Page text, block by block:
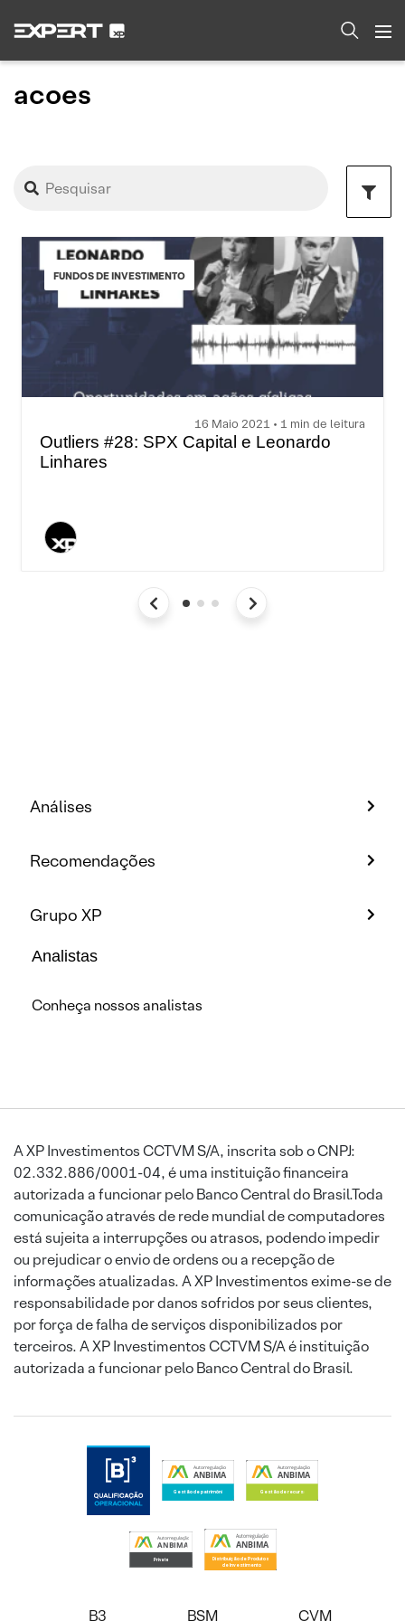
acoes
FUNDOS DE INVESTIMENTO
16 Maio 2021 • 1 min de leitura
Outliers #28: SPX Capital e Leonardo
Linhares
Análises
Recomendações
Grupo XP
Analistas
Conheça nossos analistas
A XP Investimentos CCTVM S/A, inscrita sob o CNPJ:
02.332.886/0001-04, é uma instituição financeira
autorizada a funcionar pelo Banco Central do Brasil.Toda
comunicação através de rede mundial de computadores
está sujeita a interrupções ou atrasos, podendo impedir
ou prejudicar o envio de ordens ou a recepção de
informações atualizadas. A XP Investimentos exime-se de
responsabilidade por danos sofridos por seus clientes,
por força de falha de serviços disponibilizados por
terceiros. A XP Investimentos CCTVM S/A é instituição
autorizada a funcionar pelo Banco Central do Brasil.
B3 BSM CVM